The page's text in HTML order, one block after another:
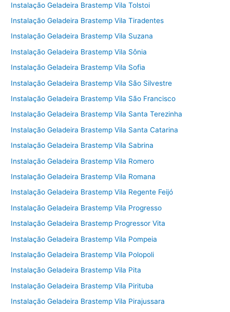
Instalação Geladeira Brastemp Vila Tolstoi
Instalação Geladeira Brastemp Vila Tiradentes
Instalação Geladeira Brastemp Vila Suzana
Instalação Geladeira Brastemp Vila Sônia
Instalação Geladeira Brastemp Vila Sofia
Instalação Geladeira Brastemp Vila São Silvestre
Instalação Geladeira Brastemp Vila São Francisco
Instalação Geladeira Brastemp Vila Santa Terezinha
Instalação Geladeira Brastemp Vila Santa Catarina
Instalação Geladeira Brastemp Vila Sabrina
Instalação Geladeira Brastemp Vila Romero
Instalação Geladeira Brastemp Vila Romana
Instalação Geladeira Brastemp Vila Regente Feijó
Instalação Geladeira Brastemp Vila Progresso
Instalação Geladeira Brastemp Progressor Vita
Instalação Geladeira Brastemp Vila Pompeia
Instalação Geladeira Brastemp Vila Polopoli
Instalação Geladeira Brastemp Vila Pita
Instalação Geladeira Brastemp Vila Pirituba
Instalação Geladeira Brastemp Vila Pirajussara